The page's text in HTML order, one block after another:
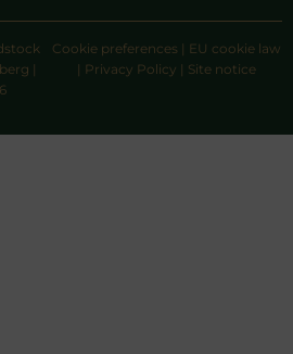
|
Cookie preferences | EU cookie law
| Privacy Policy | Site notice